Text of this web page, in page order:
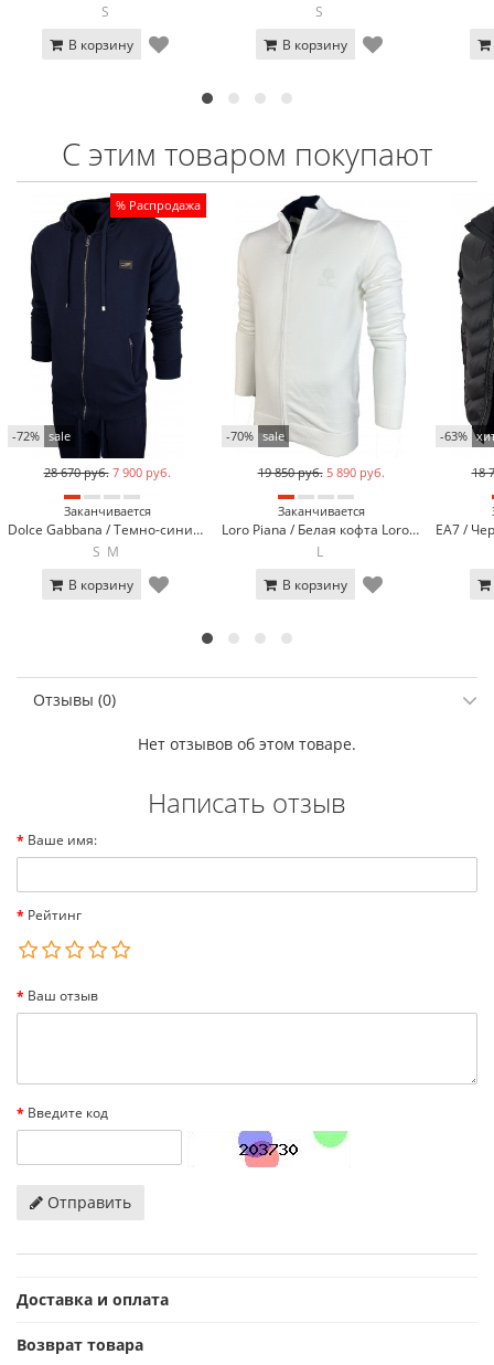
S
В корзину
S
В корзину
С этим товаром покупают
% Распродажа
-72% sale
28 670 руб. 7 900 руб.
Заканчивается
Dolce Gabbana / Темно-синий спортивный костюм Dolce Gabbana 8044-2*
S M
В корзину
-70% sale
19 850 руб. 5 890 руб.
Заканчивается
Loro Piana / Белая кофта Loro Piana 7953-3
L
В корзину
-63%
18
Отзывы (0)
Нет отзывов об этом товаре.
Написать отзыв
Ваше имя:
Рейтинг
Ваш отзыв
Введите код
Отправить
Доставка и оплата
Возврат товара